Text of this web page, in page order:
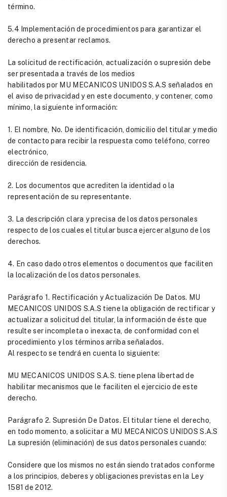
término.
5.4 Implementación de procedimientos para garantizar el
derecho a presentar reclamos.
La solicitud de rectificación, actualización o supresión debe
ser presentada a través de los medios
habilitados por MU MECANICOS UNIDOS S.A.S señalados en
el aviso de privacidad y en este documento, y contener, como
mínimo, la siguiente información:
1. El nombre, No. De identificación, domicilio del titular y medio
de contacto para recibir la respuesta como teléfono, correo
electrónico,
dirección de residencia.
2. Los documentos que acrediten la identidad o la
representación de su representante.
3. La descripción clara y precisa de los datos personales
respecto de los cuales el titular busca ejercer alguno de los
derechos.
4. En caso dado otros elementos o documentos que faciliten
la localización de los datos personales.
Parágrafo 1. Rectificación y Actualización De Datos. MU
MECANICOS UNIDOS S.A.S tiene la obligación de rectificar y
actualizar a solicitud del titular, la información de éste que
resulte ser incompleta o inexacta, de conformidad con el
procedimiento y los términos arriba señalados.
Al respecto se tendrá en cuenta lo siguiente:
MU MECANICOS UNIDOS S.A.S. tiene plena libertad de
habilitar mecanismos que le faciliten el ejercicio de este
derecho.
Parágrafo 2. Supresión De Datos. El titular tiene el derecho,
en todo momento, a solicitar a MU MECANICOS UNIDOS S.A.S
La supresión (eliminación) de sus datos personales cuando:
Considere que los mismos no están siendo tratados conforme
a los principios, deberes y obligaciones previstas en la Ley
1581 de 2012.